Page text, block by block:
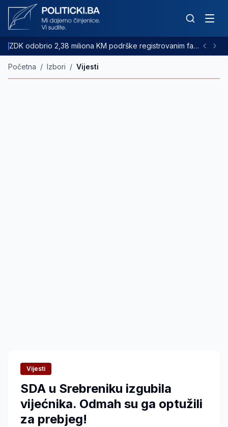
ZDK odobrio 2,38 miliona KM podrške registrovanim farmama goveda
Početna / Izbori / Vijesti
Vijesti
SDA u Srebreniku izgubila
vijećnika. Odmah su ga optužili
za prebjeg!